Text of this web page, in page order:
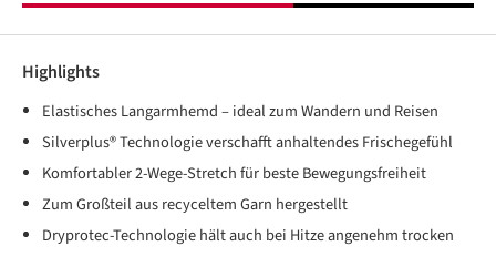
Highlights
Elastisches Langarmhemd – ideal zum Wandern und Reisen
Silverplus® Technologie verschafft anhaltendes Frischegefühl
Komfortabler 2-Wege-Stretch für beste Bewegungsfreiheit
Zum Großteil aus recyceltem Garn hergestellt
Dryprotec-Technologie hält auch bei Hitze angenehm trocken